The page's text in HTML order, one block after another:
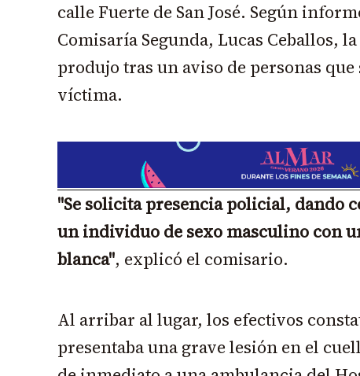
calle Fuerte de San José. Según
Comisaría Segunda, Lucas Ceballos,
produjo tras un aviso de personas
víctima.
"Se solicita presencia policial, dando
un individuo de sexo masculino con
blanca", explicó el comisario.
Al arribar al lugar, los efectivos
presentaba una grave lesión en el